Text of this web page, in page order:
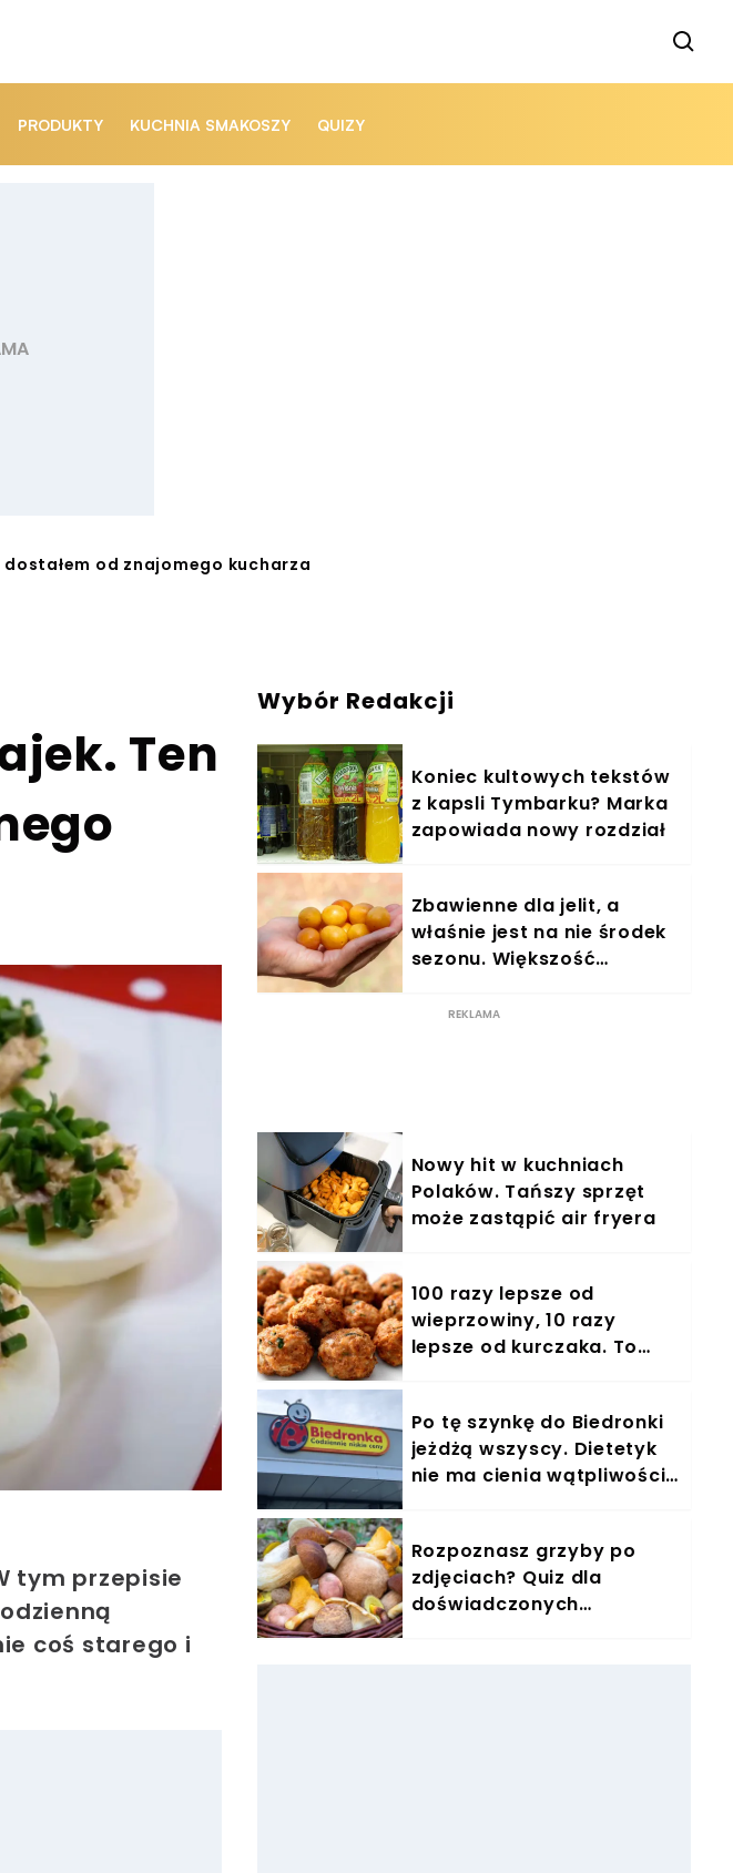
PRODUKTY KUCHNIA SMAKOSZY QUIZY
od znajomego kucharza
Ten
tym przepisie
coś starego i
Wybór Redakcji
Koniec kultowych tekstów
z kapsli Tymbarku? Marka
zapowiada nowy rozdział
Zbawienne dla jelit, a
właśnie jest na nie środek
sezonu. Większość
Nowy hit w kuchniach
Polaków. Tańszy sprzęt
może zastąpić air fryera
100 razy lepsze od
wieprzowiny, 10 razy
lepsze od kurczaka. To
Po tę szynkę do Biedronki
jeżdżą wszyscy. Dietetyk
nie ma cienia wątpliwości,
Rozpoznasz grzyby po
zdjęciach? Quiz dla
doświadczonych